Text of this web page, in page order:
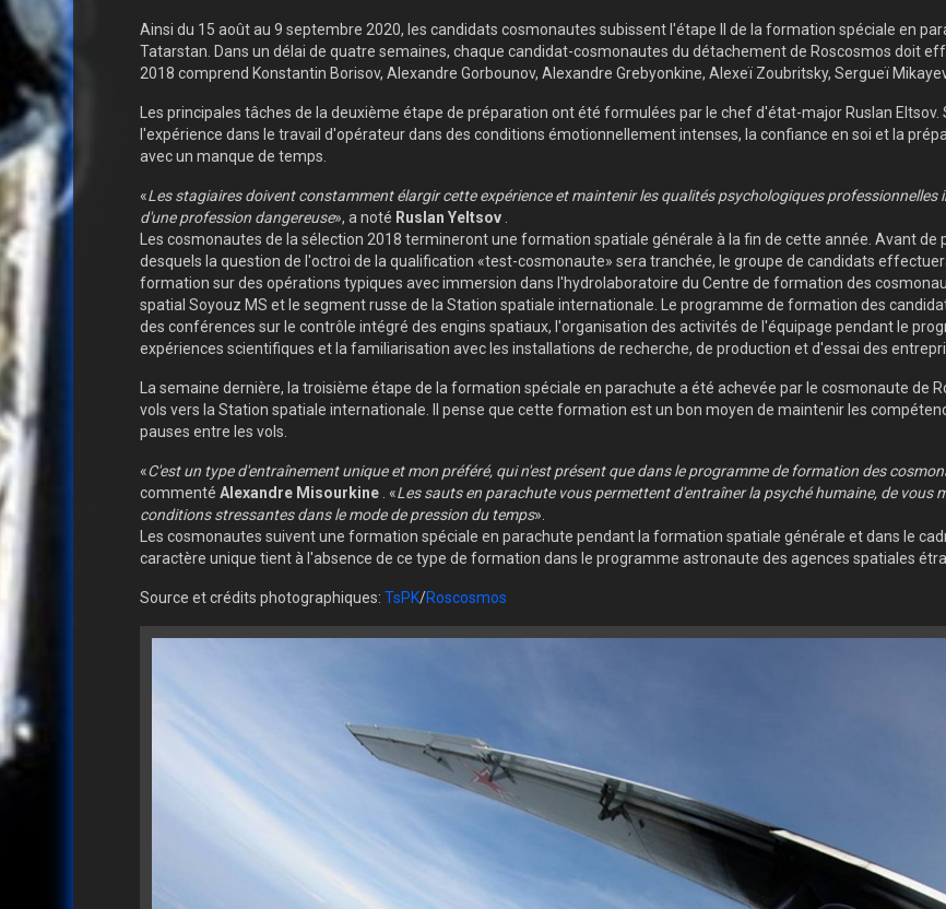
Ainsi du 15 août au 9 septembre 2020, les candidats cosmonautes subissent l'étape II de la formation spéciale en
Tatarstan. Dans un délai de quatre semaines, chaque candidat-cosmonautes du détachement de Roscosmos doit
2018 comprend Konstantin Borisov, Alexandre Gorbounov, Alexandre Grebyonkine, Alexeï Zoubritsky, Sergueï
Les principales tâches de la deuxième étape de préparation ont été formulées par le chef d'état-major Ruslan
l'expérience dans le travail d'opérateur dans des conditions émotionnellement intenses, la confiance en soi et la
avec un manque de temps.
«Les stagiaires doivent constamment élargir cette expérience et maintenir les qualités psychologiques
d'une profession dangereuse», a noté Ruslan Yeltsov.
Les cosmonautes de la sélection 2018 termineront une formation spatiale générale à la fin de cette année. Avant
desquels la question de l'octroi de la qualification «test-cosmonaute» sera tranchée, le groupe de candidats
formation sur des opérations typiques avec immersion dans l'hydrolaboratoire du Centre de formation des
spatial Soyouz MS et le segment russe de la Station spatiale internationale. Le programme de formation des
des conférences sur le contrôle intégré des engins spatiaux, l'organisation des activités de l'équipage pendant le
expériences scientifiques et la familiarisation avec les installations de recherche, de production et d'essai des
La semaine dernière, la troisième étape de la formation spéciale en parachute a été achevée par le cosmonaute de
vols vers la Station spatiale internationale. Il pense que cette formation est un bon moyen de maintenir les
pauses entre les vols.
«C'est un type d'entraînement unique et mon préféré, qui n'est présent que dans le programme de formation des
commenté Alexandre Misourkine. «Les sauts en parachute vous permettent d'entraîner la psyché humaine, de vous
conditions stressantes dans le mode de pression du temps».
Les cosmonautes suivent une formation spéciale en parachute pendant la formation spatiale générale et dans le
caractère unique tient à l'absence de ce type de formation dans le programme astronaute des agences spatiales
Source et crédits photographiques: TsPK/Roscosmos